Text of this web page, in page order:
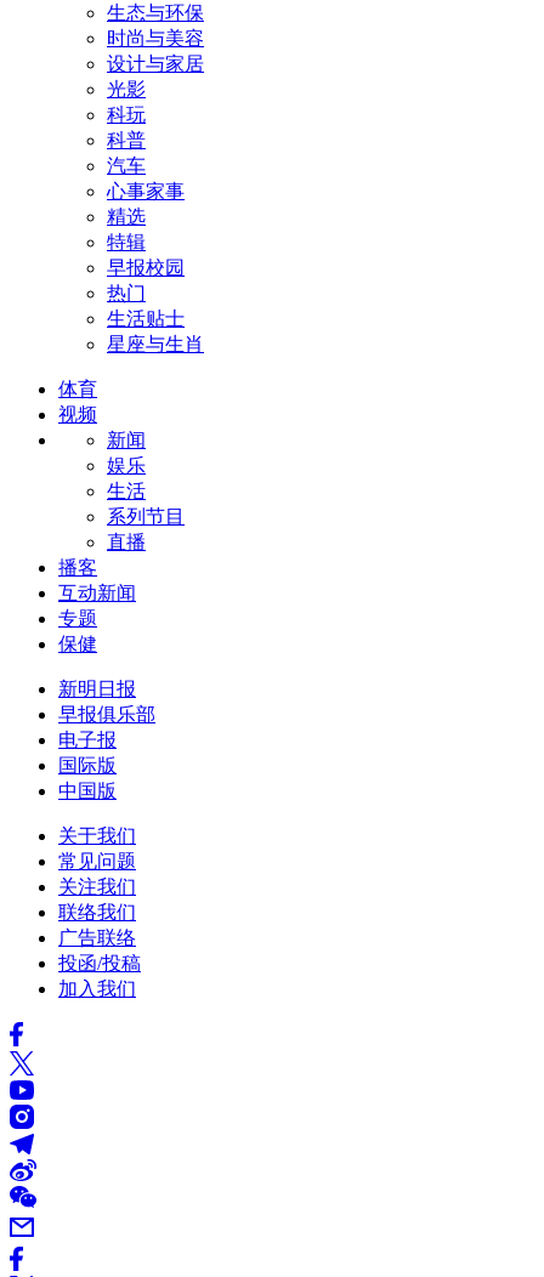
生态与环保
时尚与美容
设计与家居
光影
科玩
科普
汽车
心事家事
精选
特辑
早报校园
热门
生活贴士
星座与生肖
体育
视频
新闻
娱乐
生活
系列节目
直播
播客
互动新闻
专题
保健
新明日报
早报俱乐部
电子报
国际版
中国版
关于我们
常见问题
关注我们
联络我们
广告联络
投函/投稿
加入我们